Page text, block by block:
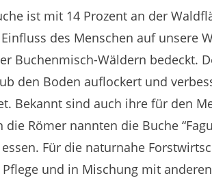
ist mit 14 Prozent an der
des Menschen auf unsere
Buchenmisch-Wäldern bedeckt.
den Boden auflockert und
Bekannt sind auch ihre für den
die Römer nannten die Buche
Für die naturnahe
und in Mischung mit